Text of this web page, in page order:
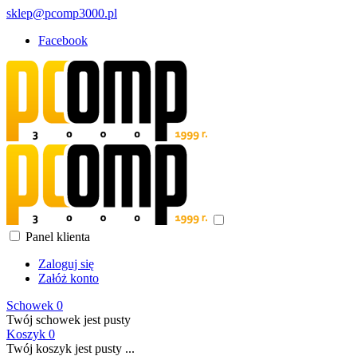
sklep@pcomp3000.pl
Facebook
Panel klienta
Zaloguj się
Załóż konto
Schowek 0
Twój schowek jest pusty
Koszyk 0
Twój koszyk jest pusty ...